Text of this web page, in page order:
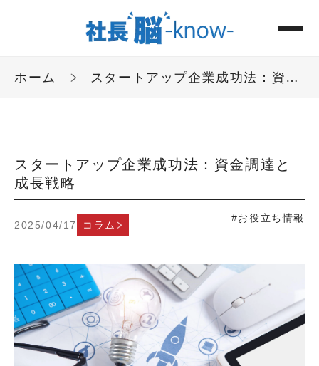
ホーム スタートアップ企業成功法：資金調達と成長戦略
スタートアップ企業成功法：資金調達と
成長戦略
2025/04/17 コラム
#お役立ち情報